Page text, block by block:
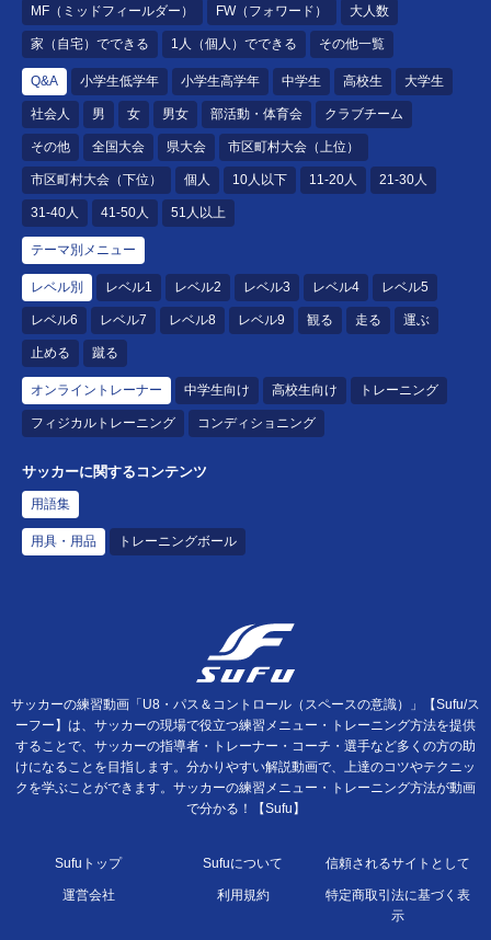
MF（ミッドフィールダー） FW（フォワード） 大人数
家（自宅）でできる 1人（個人）でできる その他一覧
Q&A 小学生低学年 小学生高学年 中学生 高校生 大学生
社会人 男 女 男女 部活動・体育会 クラブチーム
その他 全国大会 県大会 市区町村大会（上位）
市区町村大会（下位） 個人 10人以下 11-20人 21-30人
31-40人 41-50人 51人以上
テーマ別メニュー
レベル別 レベル1 レベル2 レベル3 レベル4 レベル5
レベル6 レベル7 レベル8 レベル9 観る 走る 運ぶ
止める 蹴る
オンライントレーナー 中学生向け 高校生向け トレーニング
フィジカルトレーニング コンディショニング
サッカーに関するコンテンツ
用語集
用具・用品 トレーニングボール
サッカーの練習動画「U8・パス＆コントロール（スペースの意識）」【Sufu/ス
ーフー】は、サッカーの現場で役立つ練習メニュー・トレーニング方法を提供
することで、サッカーの指導者・トレーナー・コーチ・選手など多くの方の助
けになることを目指します。分かりやすい解説動画で、上達のコツやテクニッ
クを学ぶことができます。サッカーの練習メニュー・トレーニング方法が動画
で分かる！【Sufu】
Sufuトップ Sufuについて 信頼されるサイトとして
運営会社 利用規約
特定商取引法に基づく表
示